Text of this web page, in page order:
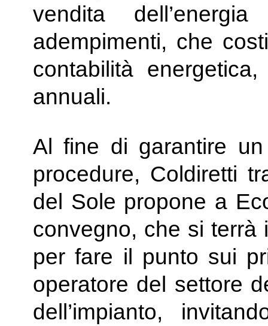
vendita
adempimenti, che
contabilità
annuali.
Al fine di garantire
procedure, Coldiretti
del Sole propone a
convegno, che si terrà
per fare il punto sui
operatore del settore
dell’impianto,